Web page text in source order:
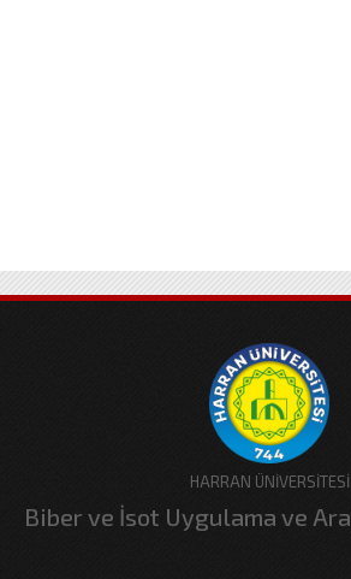
HARRAN ÜNİVERSİTESİ
Biber ve İsot Uygulama ve